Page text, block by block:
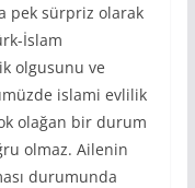
pek sürpriz olarak
İslam
olgusunu ve
islami evlilik
olağan bir durum
olmaz. Ailenin
durumunda